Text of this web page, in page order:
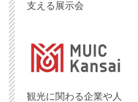
支える展示会
観光に関わる企業や人